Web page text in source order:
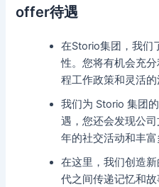
offer待遇
在Storio集团，我们
性。您将有机会充
程工作政策和灵活的
我们为 Storio 集团
遇，您还会发现公
年的社交活动和丰富
在这里，我们创造
代之间传递记忆和故